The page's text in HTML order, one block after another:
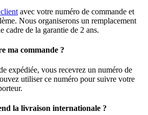
avec votre numéro de commande et
Nous organiserons un remplacement
cadre de la garantie de 2 ans.
ma commande ?
expédiée, vous recevrez un numéro de
utiliser ce numéro pour suivre votre
la livraison internationale ?